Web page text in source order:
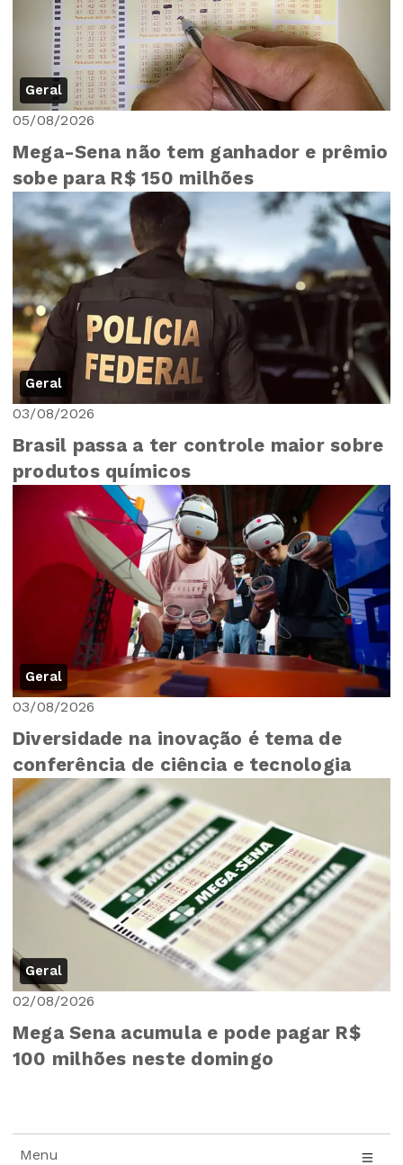
Geral
05/08/2026
Mega-Sena não tem ganhador e prêmio
sobe para R$ 150 milhões
Geral
03/08/2026
Brasil passa a ter controle maior sobre
produtos químicos
Geral
03/08/2026
Diversidade na inovação é tema de
conferência de ciência e tecnologia
Geral
02/08/2026
Mega Sena acumula e pode pagar R$
100 milhões neste domingo
Menu